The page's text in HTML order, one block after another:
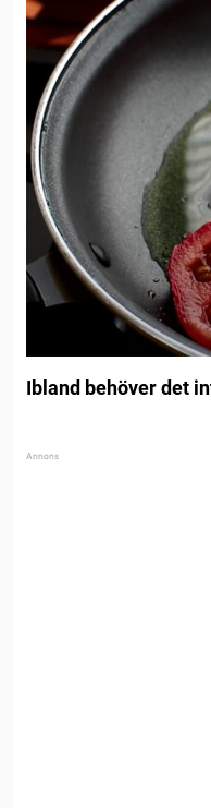
Ibland behöver det